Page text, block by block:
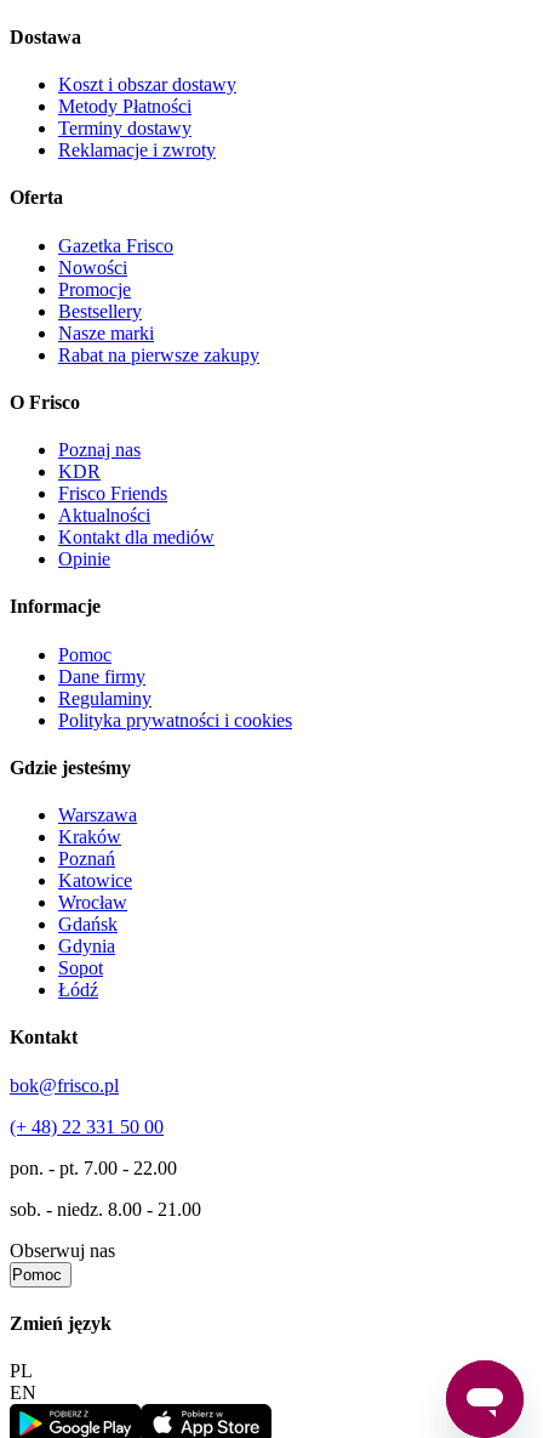
Dostawa
Koszt i obszar dostawy
Metody Płatności
Terminy dostawy
Reklamacje i zwroty
Oferta
Gazetka Frisco
Nowości
Promocje
Bestsellery
Nasze marki
Rabat na pierwsze zakupy
O Frisco
Poznaj nas
KDR
Frisco Friends
Aktualności
Kontakt dla mediów
Opinie
Informacje
Pomoc
Dane firmy
Regulaminy
Polityka prywatności i cookies
Gdzie jesteśmy
Warszawa
Kraków
Poznań
Katowice
Wrocław
Gdańsk
Gdynia
Sopot
Łódź
Kontakt
bok@frisco.pl
(+ 48) 22 331 50 00
pon. - pt. 7.00 - 22.00
sob. - niedz. 8.00 - 21.00
Obserwuj nas
Pomoc
Zmień język
PL
EN